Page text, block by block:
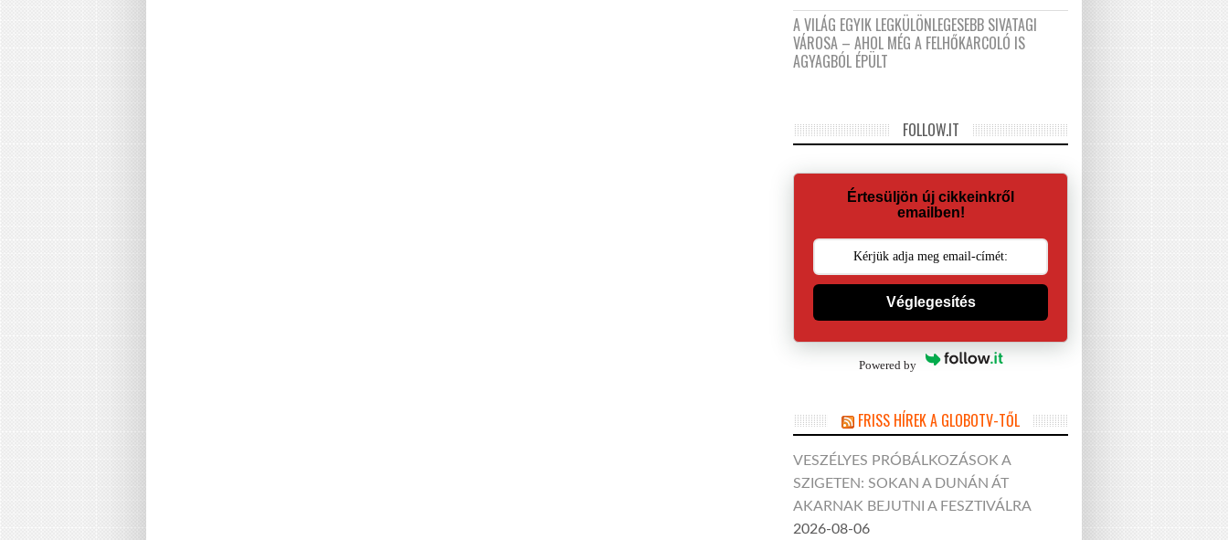
A VILÁG EGYIK LEGKÜLÖNLEGESEBB SIVATAGI
VÁROSA – AHOL MÉG A FELHŐKARCOLÓ IS
AGYAGBÓL ÉPÜLT
FOLLOW.IT
Értesüljön új cikkeinkről
emailben!
Véglegesítés
Powered by
FRISS HÍREK A GLOBOTV-TŐL
VESZÉLYES PRÓBÁLKOZÁSOK A
SZIGETEN: SOKAN A DUNÁN ÁT
AKARNAK BEJUTNI A FESZTIVÁLRA
2026-08-06